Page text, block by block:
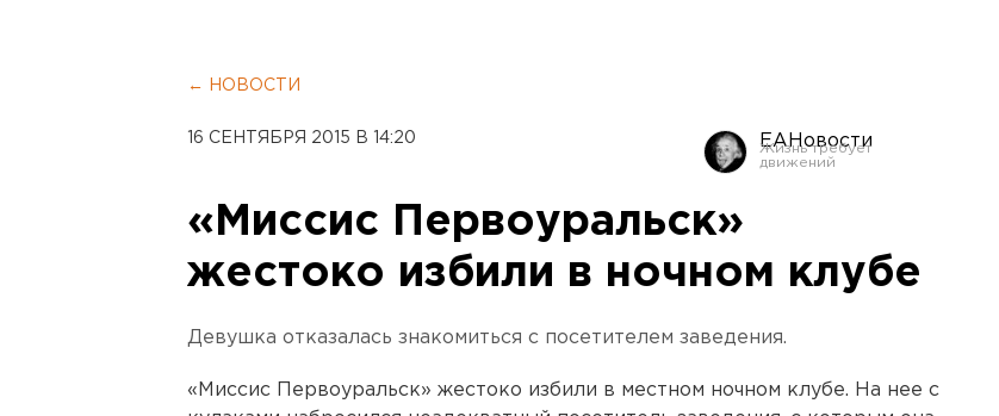
← НОВОСТИ
16 СЕНТЯБРЯ 2015 В 14:20 ЕАНовости
«Миссис Первоуральск»
жестоко избили в ночном клубе
Девушка отказалась знакомиться с посетителем заведения.
«Миссис Первоуральск» жестоко избили в местном ночном клубе. На нее с